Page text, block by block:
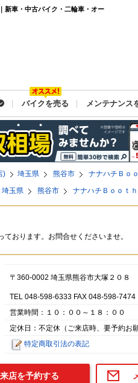
新車・中古バイク・二輪車・オー
バイクを売る メンテナンス
) 埼玉県 熊谷市
ナナハチＢｏ
埼玉県 熊谷市 ナナハチＢｏｏｔ
ております。お問合せくださいませ。
〒360-0002 埼玉県熊谷市大塚２０８
TEL 048-598-6333 FAX 048-598-7474
営業時間：１０：００～１８：００
定休日：不定休（ご来店時、要予約お
特定商取引法の表記
来店を予約する